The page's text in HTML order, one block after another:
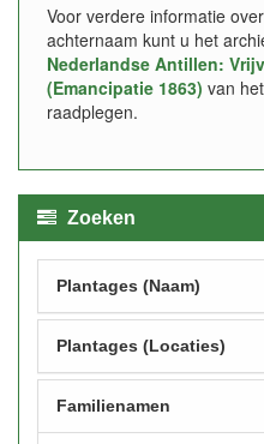
Voor verdere informatie
achternaam kunt u het
Nederlandse Antillen:
(Emancipatie 1863) van
raadplegen.
Zoeken
Plantages (Naam)
Plantages (Locaties)
Familienamen